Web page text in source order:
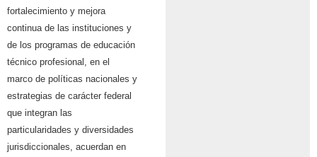
fortalecimiento y mejora
continua de las instituciones y
de los programas de educación
técnico profesional, en el
marco de políticas nacionales y
estrategias de carácter federal
que integran las
particularidades y diversidades
jurisdiccionales, acuerdan en